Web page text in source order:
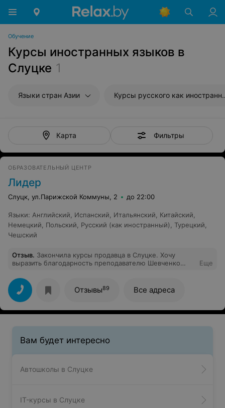
Обучение
Курсы иностранных языков в
Слуцке 1
Языки стран Азии Курсы
Карта Фильтры
ОБРАЗОВАТЕЛЬНЫЙ ЦЕНТР
Лидер
Слуцк, ул.Парижской Коммуны, 2 до 22:00
Языки: Английский Испанский Итальянский Китайский
Немецкий
Польский Русский (как иностранный) Турецкий
Чешский
Отзыв. Закончила курсы продавца в Слуцке. Хочу
выразить благодарность преподавателю Шевченко
составленную программу, очень много было
информации из личной практики. С удовольствием
продолжила бы обучение у этого преподавателя на
более высоком уровне. Девочки, всем желающим,
рекомендую.
Еще
Отзывы89 Все адреса
Вам будет интересно
Автошколы в Слуцке
IT-курсы в Слуцке